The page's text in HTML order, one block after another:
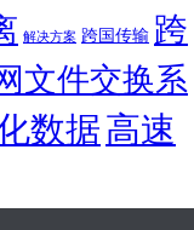
解决方案 跨国传输 跨
文件交换系
数据高速